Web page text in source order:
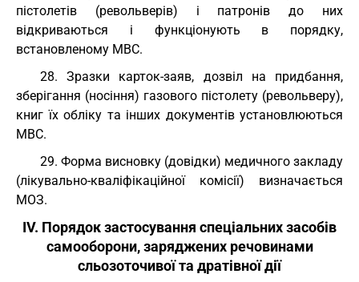
пістолетів (револьверів) і патронів до них
відкриваються і функціонують в порядку,
встановленому МВС.
28. Зразки карток-заяв, дозвіл на придбання,
зберігання (носіння) газового пістолету (револьверу),
книг їх обліку та інших документів установлюються
МВС.
29. Форма висновку (довідки) медичного закладу
(лікувально-кваліфікаційної комісії) визначається
МОЗ.
IV. Порядок застосування спеціальних засобів
самооборони, заряджених речовинами
сльозоточивої та дратівної дії